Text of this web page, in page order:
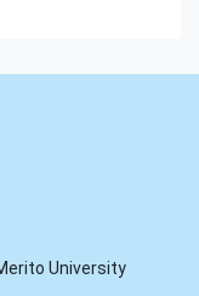
University